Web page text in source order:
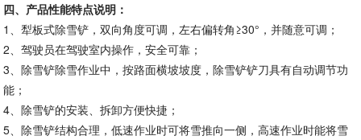
四、产品性能特点说明：
1、犁板式除雪铲，双向角度可调，左右偏转角≥30°，并随意可调；
2、驾驶员在驾驶室内操作，安全可靠；
3、除雪铲除雪作业中，按路面横坡坡度，除雪铲铲刀具有自动调节功
能；
4、除雪铲的安装、拆卸方便快捷；
5、除雪铲结构合理，低速作业时可将雪推向一侧，高速作业时能将雪